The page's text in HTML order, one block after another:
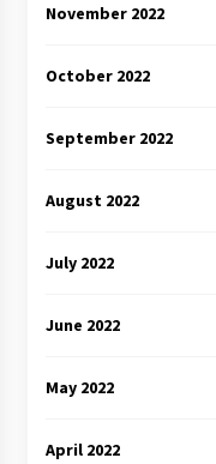
November 2022
October 2022
September 2022
August 2022
July 2022
June 2022
May 2022
April 2022